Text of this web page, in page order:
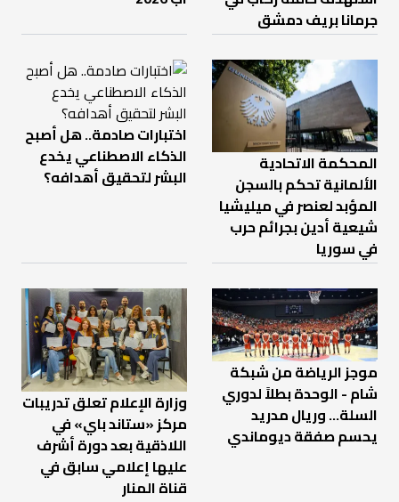
جرمانا بريف دمشق
المحكمة الاتحادية
الألمانية تحكم بالسجن
المؤبد لعنصر في ميليشيا
شيعية أدين بجرائم حرب
في سوريا
اختبارات صادمة.. هل أصبح
الذكاء الاصطناعي يخدع
البشر لتحقيق أهدافه؟
موجز الرياضة من شبكة
شام - الوحدة بطلاً لدوري
السلة... وريال مدريد
يحسم صفقة ديوماندي
وزارة الإعلام تعلق تدريبات
مركز «ستاند باي» في
اللاذقية بعد دورة أشرف
عليها إعلامي سابق في
قناة المنار